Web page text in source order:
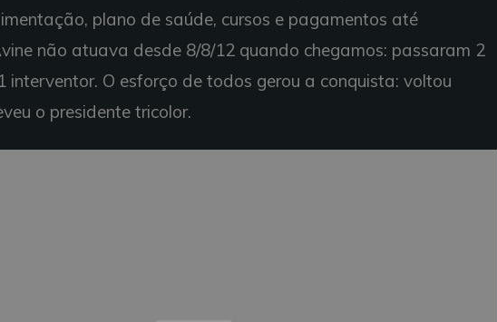
plano de saúde, cursos e pagamentos até
não atuava desde 8/8/12 quando chegamos: passaram 2
interventor. O esforço de todos gerou a conquista: voltou
o presidente tricolor.